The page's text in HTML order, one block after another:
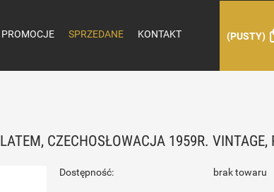
(PUSTY)
PROMOCJE SPRZEDANE KONTAKT
CZECHOSŁOWACJA 1959R. VINTAGE,
Dostępność: brak towaru